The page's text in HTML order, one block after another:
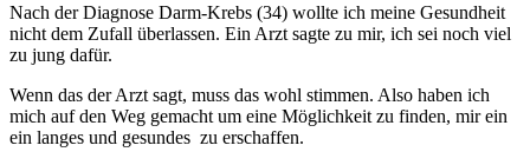
Nach der Diagnose Darm-Krebs (34) wollte ich meine Gesundheit
nicht dem Zufall überlassen. Ein Arzt sagte zu mir, ich sei noch viel
zu jung dafür.
Wenn das der Arzt sagt, muss das wohl stimmen. Also haben ich
mich auf den Weg gemacht um eine Möglichkeit zu finden, mir ein
ein langes und gesundes zu erschaffen.